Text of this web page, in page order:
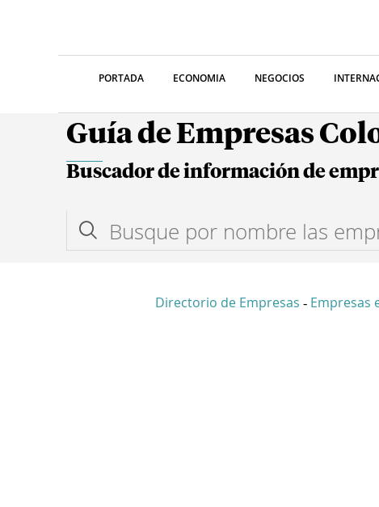
PORTADA ECONOMIA NEGOCIOS
Guía de Empresas
Buscador de información de
Directorio de Empresas - Empresas